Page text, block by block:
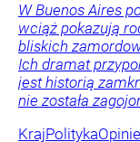
W Buenos Aires
wciąż pokazują
bliskich
Ich dramat
jest historią
nie została
KrajPolityka